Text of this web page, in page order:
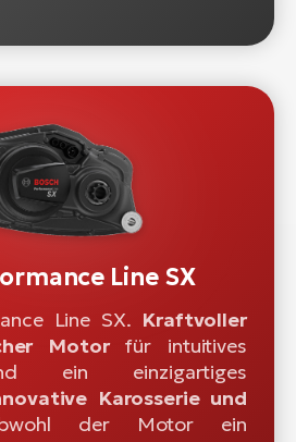
Line SX
Line SX. Kraftvoller
Motorfür intuitives
ein einzigartiges
Karosserie und
der Motor ein